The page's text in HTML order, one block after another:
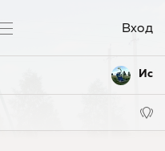
Вход
Ис